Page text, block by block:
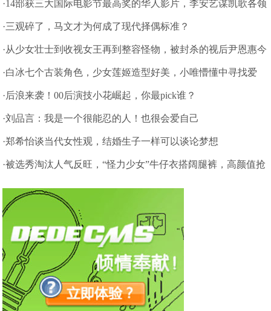
·14部获三大国际电影节最高奖的华人影片，李安艺谋凯歌各领
风骚
·三观碎了，马文才为何成了现代择偶标准？
·从少女壮士到收视女王再到整容怪物，被封杀的视后尹恩惠今
怎样？
·白冰七个古装角色，少女莲姬造型好美，小唯懵懂中寻找爱
情
·后浪来袭！00后演技小花崛起，你最pick谁？
·刘品言：我是一个很能忍的人！也很会爱自己
·郑希怡谈当代女性观，结婚生子一样可以谈论梦想
·被选秀淘汰人气反旺，“怪力少女”牛仔衣搭阔腿裤，高颜值抢
眼